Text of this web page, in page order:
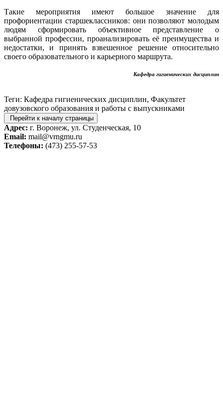
Такие мероприятия имеют большое значение для
профориентации старшеклассников: они позволяют молодым
людям сформировать объективное представление о
выбранной профессии, проанализировать её преимущества и
недостатки, и принять взвешенное решение относительно
своего образовательного и карьерного маршрута.
Кафедра гигиенических дисциплин
Теги: Кафедра гигиенических дисциплин, Факультет
довузовского образования и работы с выпускниками
Перейти к началу страницы
Адрес: г. Воронеж, ул. Студенческая, 10
Email: mail@vrngmu.ru
Телефоны: (473) 255-57-53